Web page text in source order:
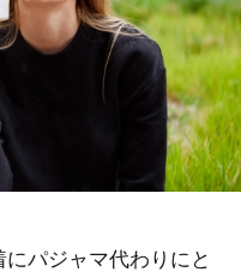
パジャマ代わりにと